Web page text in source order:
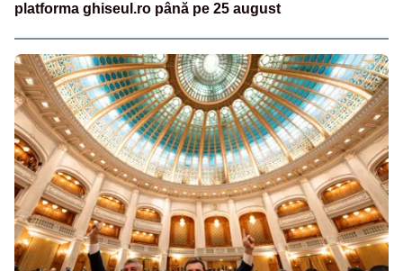
platforma ghiseul.ro până pe 25 august